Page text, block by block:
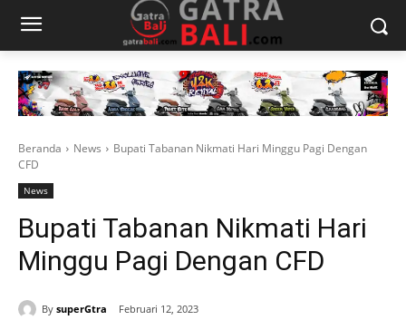
Beranda News
Bupati Tabanan Nikmati Hari Minggu Pagi Dengan
CFD
News
Bupati Tabanan Nikmati Hari
Minggu Pagi Dengan CFD
By superGtra Februari 12, 2023